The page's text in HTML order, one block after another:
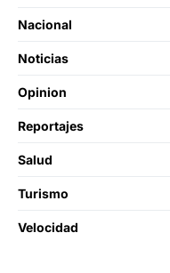
Nacional
Noticias
Opinion
Reportajes
Salud
Turismo
Velocidad